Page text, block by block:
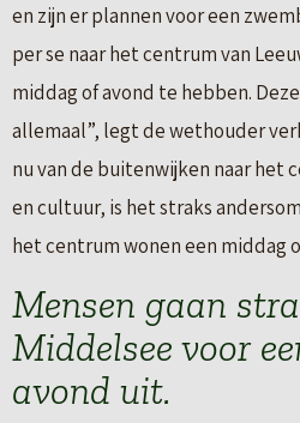
en zijn er plannen voor een
per se naar het centrum van
middag of avond te hebben.
allemaal”, legt de wethouder
nu van de buitenwijken naar het
en cultuur, is het straks
het centrum wonen een middag
Mensen gaan
Middelsee voor
avond uit.